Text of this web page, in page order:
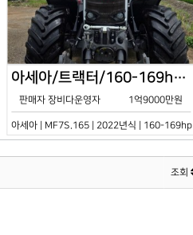
아세아/트랙터/160-169hp/MF7S.165/2023년식
판매자 장비다운영자 1억9000만원
아세아 | MF7S.165 | 2022년식 | 160-169hp
조회